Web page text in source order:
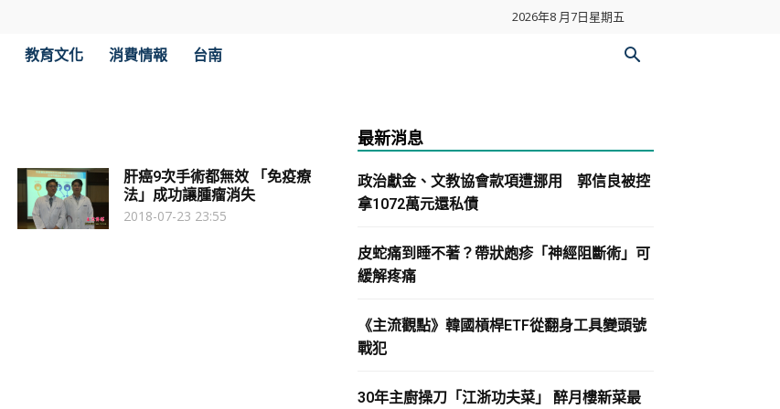
2026年8 月7日星期五
教育文化 消費情報 台南
肝癌9次手術都無效 「免疫療
法」成功讓腫瘤消失
2018-07-23 23:55
最新消息
政治獻金、文教協會款項遭挪用 郭信良被控
拿1072萬元還私債
皮蛇痛到睡不著？帶狀皰疹「神經阻斷術」可
緩解疼痛
《主流觀點》韓國槓桿ETF從翻身工具變頭號
戰犯
30年主廚操刀「江浙功夫菜」 醉月樓新菜最